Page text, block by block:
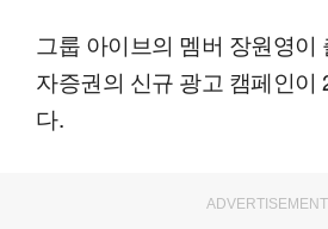
그룹 아이브의 멤버 장원영이
자증권의 신규 광고 캠페인이
다.
ADVERTISEMENT